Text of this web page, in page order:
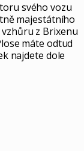
svého vozu
majestátního
z Brixenu
máte odtud
najdete dole